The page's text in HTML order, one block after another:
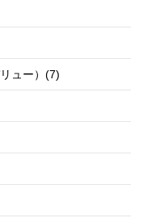
ュー）(7)